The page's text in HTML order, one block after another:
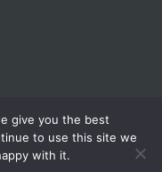
give you the best
to use this site we
with it.